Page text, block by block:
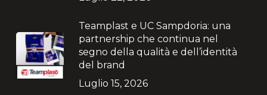
Teamplast e UC Sampdoria: una
partnership che continua nel
segno della qualità e dell’identità
del brand
Luglio 15, 2026